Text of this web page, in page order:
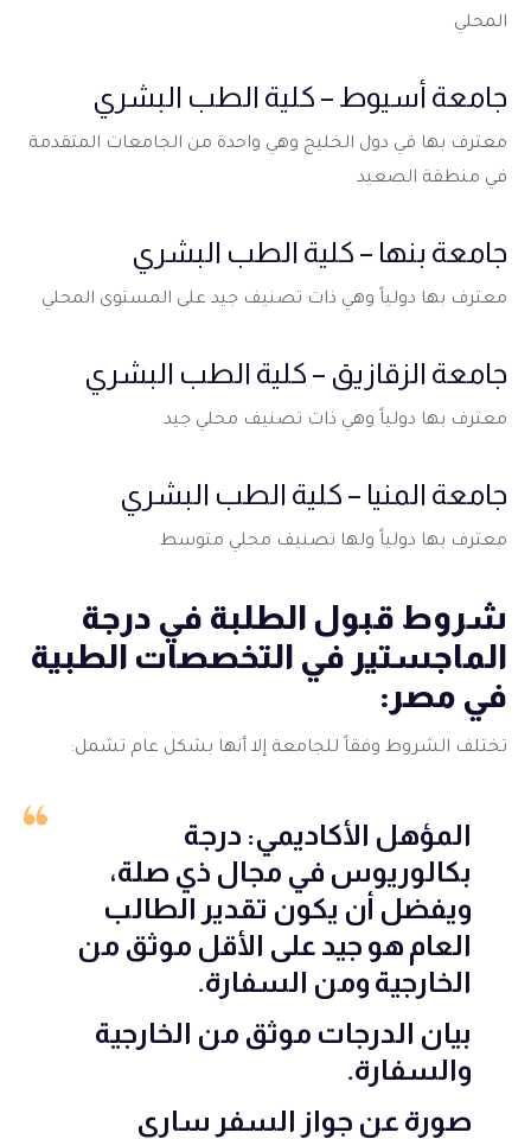
المحلي
جامعة أسيوط – كلية الطب البشري
معترف بها في دول الخليج وهي واحدة من الجامعات المتقدمة
في منطقة الصعيد
جامعة بنها – كلية الطب البشري
معترف بها دولياً وهي ذات تصنيف جيد على المستوى المحلي
جامعة الزقازيق – كلية الطب البشري
معترف بها دولياً وهي ذات تصنيف محلي جيد
جامعة المنيا – كلية الطب البشري
معترف بها دولياً ولها تصنيف محلي متوسط
شروط قبول الطلبة في درجة
الماجستير في التخصصات الطبية
في مصر:
تختلف الشروط وفقاً للجامعة إلا أنها بشكل عام تشمل:
المؤهل الأكاديمي: درجة
بكالوريوس في مجال ذي صلة،
ويفضل أن يكون تقدير الطالب
العام هو جيد على الأقل موثق من
الخارجية ومن السفارة.
بيان الدرجات موثق من الخارجية
والسفارة.
صورة عن جواز السفر ساري